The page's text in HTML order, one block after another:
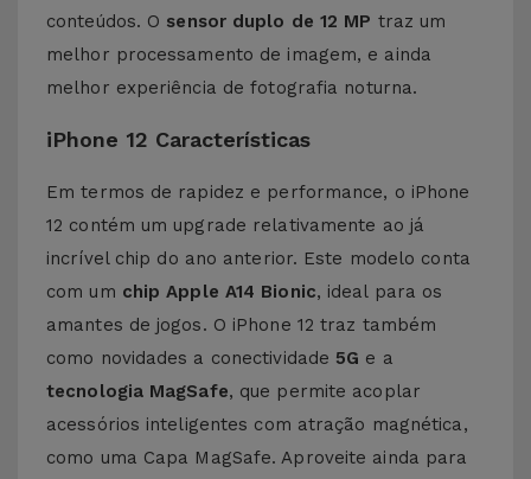
conteúdos. O sensor duplo de 12 MP traz um
melhor processamento de imagem, e ainda
melhor experiência de fotografia noturna.
iPhone 12 Características
Em termos de rapidez e performance, o iPhone
12 contém um upgrade relativamente ao já
incrível chip do ano anterior. Este modelo conta
com um chip Apple A14 Bionic, ideal para os
amantes de jogos. O iPhone 12 traz também
como novidades a conectividade 5G e a
tecnologia MagSafe, que permite acoplar
acessórios inteligentes com atração magnética,
como uma Capa MagSafe. Aproveite ainda para